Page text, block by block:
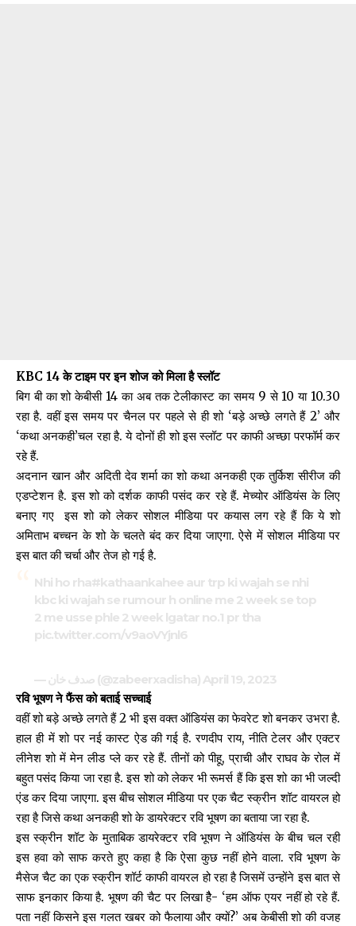
KBC 14 के टाइम पर इन शोज को मिला है स्लॉट
बिग बी का शो केबीसी 14 का अब तक टेलीकास्ट का समय 9 से 10 या 10.30
रहा है. वहीं इस समय पर चैनल पर पहले से ही शो ‘बड़े अच्छे लगते हैं 2’ और
‘कथा अनकही’चल रहा है. ये दोनों ही शो इस स्लॉट पर काफी अच्छा परफॉर्म कर
रहे हैं.
अदनान खान और अदिती देव शर्मा का शो कथा अनकही एक तुर्किश सीरीज की
एडप्टेशन है. इस शो को दर्शक काफी पसंद कर रहे हैं. मेच्योर ऑडियंस के लिए
बनाए गए इस शो को लेकर सोशल मीडिया पर कयास लग रहे हैं कि ये शो
अमिताभ बच्चन के शो के चलते बंद कर दिया जाएगा. ऐसे में सोशल मीडिया पर
इस बात की चर्चा और तेज हो गई है.
Nhi ho rha#kathaankaheeaur trp ki wajah se nhi
kbc ki wajah se rumour h online me 2 week se top
2 me usse phle 2 week lgatar no.1 pr tha
pic.twitter.com/v9aoVYjnl6
— صدف خان (@zabeerxadisha) April 19, 2023
रवि भूषण ने फैंस को बताई सच्चाई
वहीं शो बड़े अच्छे लगते हैं 2 भी इस वक्त ऑडियंस का फेवरेट शो बनकर उभरा है.
हाल ही में शो पर नई कास्ट ऐड की गई है. रणदीप राय, नीति टेलर और एक्टर
लीनेश शो में मेन लीड प्ले कर रहे हैं. तीनों को पीहू, प्राची और राघव के रोल में
बहुत पसंद किया जा रहा है. इस शो को लेकर भी रूमर्स हैं कि इस शो का भी जल्दी
एंड कर दिया जाएगा. इस बीच सोशल मीडिया पर एक चैट स्क्रीन शॉट वायरल हो
रहा है जिसे कथा अनकही शो के डायरेक्टर रवि भूषण का बताया जा रहा है.
इस स्क्रीन शॉट के मुताबिक डायरेक्टर रवि भूषण ने ऑडियंस के बीच चल रही
इस हवा को साफ करते हुए कहा है कि ऐसा कुछ नहीं होने वाला. रवि भूषण के
मैसेज चैट का एक स्क्रीन शॉर्ट काफी वायरल हो रहा है जिसमें उन्होंने इस बात से
साफ इनकार किया है. भूषण की चैट पर लिखा हैै- ‘हम ऑफ एयर नहीं हो रहे हैं.
पता नहीं किसने इस गलत खबर को फैलाया और क्यों?’ अब केबीसी शो की वजह